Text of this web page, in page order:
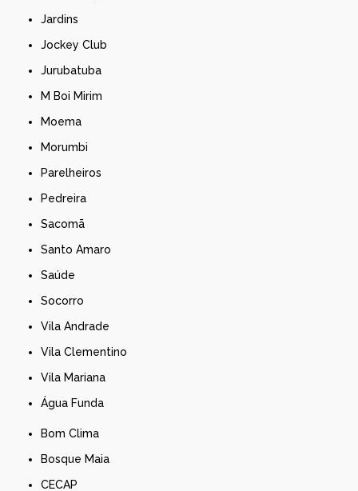
Jardins
Jockey Club
Jurubatuba
M Boi Mirim
Moema
Morumbi
Parelheiros
Pedreira
Sacomã
Santo Amaro
Saúde
Socorro
Vila Andrade
Vila Clementino
Vila Mariana
Água Funda
Bom Clima
Bosque Maia
CECAP